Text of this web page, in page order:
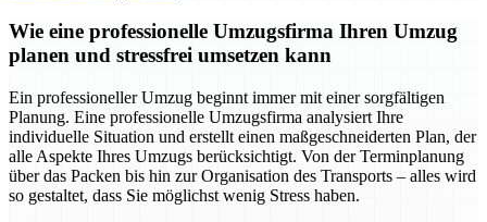
Wie eine professionelle Umzugsfirma Ihren Umzug
planen und stressfrei umsetzen kann
Ein professioneller Umzug beginnt immer mit einer sorgfältigen
Planung. Eine professionelle Umzugsfirma analysiert Ihre
individuelle Situation und erstellt einen maßgeschneiderten Plan, der
alle Aspekte Ihres Umzugs berücksichtigt. Von der Terminplanung
über das Packen bis hin zur Organisation des Transports – alles wird
so gestaltet, dass Sie möglichst wenig Stress haben.